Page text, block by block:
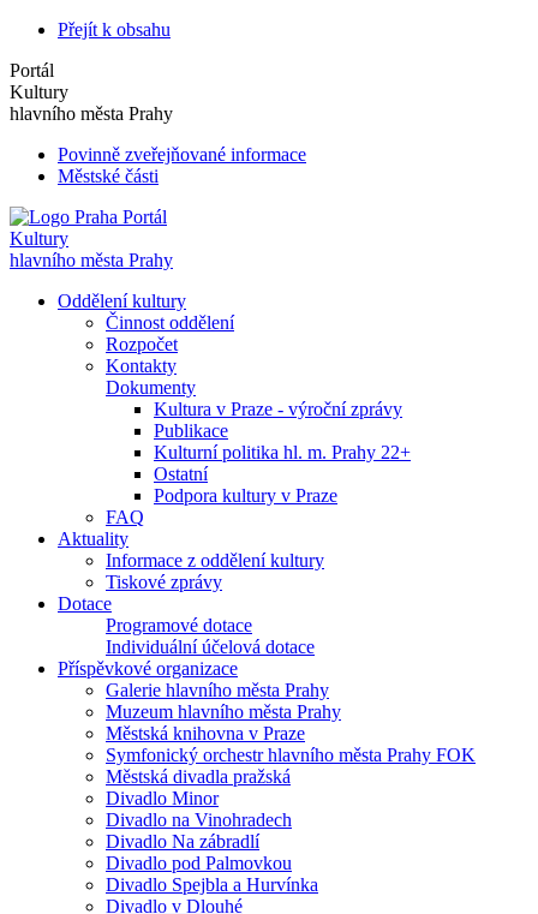
Přejít k obsahu
Portál
Kultury
hlavního města Prahy
Povinně zveřejňované informace
Městské části
Portál
Kultury
hlavního města Prahy
Oddělení kultury
Činnost oddělení
Rozpočet
Kontakty
Dokumenty
Kultura v Praze - výroční zprávy
Publikace
Kulturní politika hl. m. Prahy 22+
Ostatní
Podpora kultury v Praze
FAQ
Aktuality
Informace z oddělení kultury
Tiskové zprávy
Dotace
Programové dotace
Individuální účelová dotace
Příspěvkové organizace
Galerie hlavního města Prahy
Muzeum hlavního města Prahy
Městská knihovna v Praze
Symfonický orchestr hlavního města Prahy FOK
Městská divadla pražská
Divadlo Minor
Divadlo na Vinohradech
Divadlo Na zábradlí
Divadlo pod Palmovkou
Divadlo Spejbla a Hurvínka
Divadlo v Dlouhé